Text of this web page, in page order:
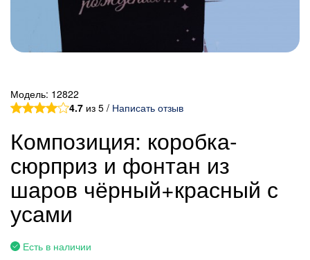
Модель: 12822
4.7 из 5 / Написать отзыв
Композиция: коробка-
сюрприз и фонтан из
шаров чёрный+красный с
усами
Есть в наличии